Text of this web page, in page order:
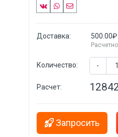
Доставка: 500.00₽
Количество: -
Расчет:
Запросить